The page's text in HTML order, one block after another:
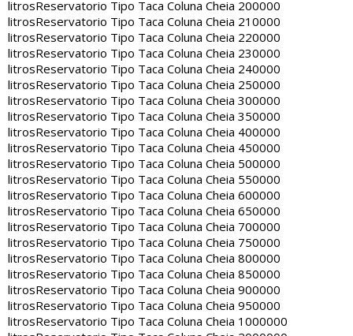
litrosReservatorio Tipo Taca Coluna Cheia 200000
litrosReservatorio Tipo Taca Coluna Cheia 210000
litrosReservatorio Tipo Taca Coluna Cheia 220000
litrosReservatorio Tipo Taca Coluna Cheia 230000
litrosReservatorio Tipo Taca Coluna Cheia 240000
litrosReservatorio Tipo Taca Coluna Cheia 250000
litrosReservatorio Tipo Taca Coluna Cheia 300000
litrosReservatorio Tipo Taca Coluna Cheia 350000
litrosReservatorio Tipo Taca Coluna Cheia 400000
litrosReservatorio Tipo Taca Coluna Cheia 450000
litrosReservatorio Tipo Taca Coluna Cheia 500000
litrosReservatorio Tipo Taca Coluna Cheia 550000
litrosReservatorio Tipo Taca Coluna Cheia 600000
litrosReservatorio Tipo Taca Coluna Cheia 650000
litrosReservatorio Tipo Taca Coluna Cheia 700000
litrosReservatorio Tipo Taca Coluna Cheia 750000
litrosReservatorio Tipo Taca Coluna Cheia 800000
litrosReservatorio Tipo Taca Coluna Cheia 850000
litrosReservatorio Tipo Taca Coluna Cheia 900000
litrosReservatorio Tipo Taca Coluna Cheia 950000
litrosReservatorio Tipo Taca Coluna Cheia 1000000